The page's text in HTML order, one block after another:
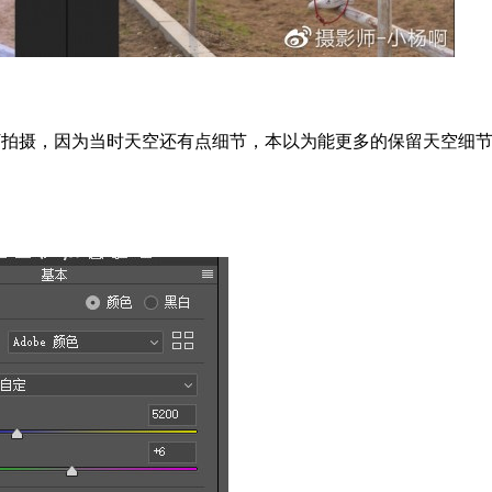
摄，因为当时天空还有点细节，本以为能更多的保留天空细